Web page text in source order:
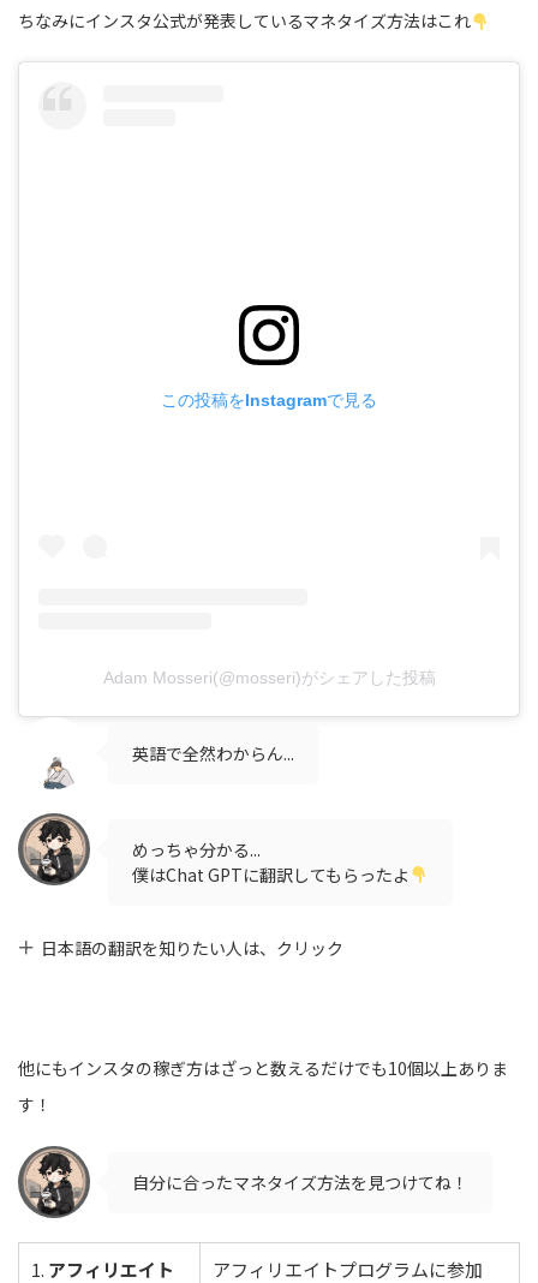
ちなみにインスタ公式が発表しているマネタイズ方法はこれ
この投稿をInstagramで見る
Adam Mosseri(@mosseri)がシェアした投稿
英語で全然わからん...
めっちゃ分かる...
僕はChat GPTに翻訳してもらったよ
日本語の翻訳を知りたい人は、クリック
他にもインスタの稼ぎ方はざっと数えるだけでも10個以上ありま
す！
自分に合ったマネタイズ方法を見つけてね！
1. アフィリエイト
アフィリエイトプログラムに参加